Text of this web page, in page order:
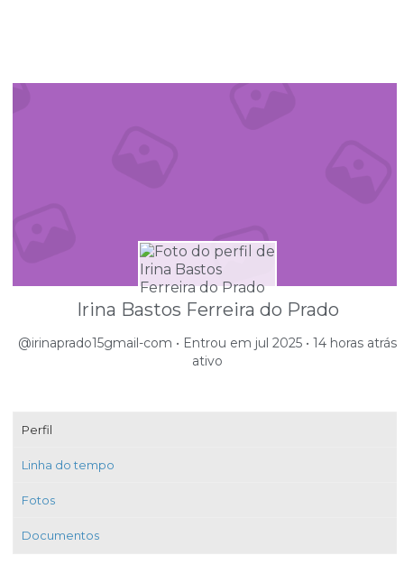
Irina Bastos Ferreira do Prado
@irinaprado15gmail-com • Entrou em jul 2025 • 14 horas atrás
ativo
Perfil
Linha do tempo
Fotos
Documentos